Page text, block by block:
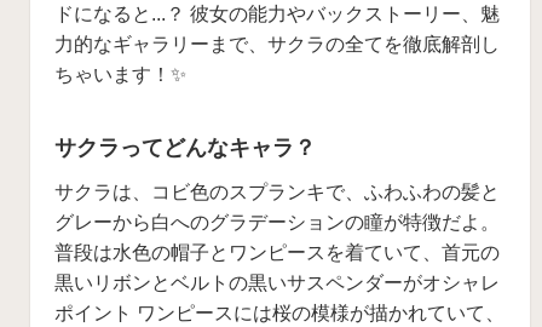
ドになると...？ 彼女の能力やバックストーリー、魅
力的なギャラリーまで、サクラの全てを徹底解剖し
ちゃいます！✨
サクラってどんなキャラ？
サクラは、コビ色のスプランキで、ふわふわの髪と
グレーから白へのグラデーションの瞳が特徴だよ。
普段は水色の帽子とワンピースを着ていて、首元の
黒いリボンとベルトの黒いサスペンダーがオシャレ
ポイント ワンピースには桜の模様が描かれていて、